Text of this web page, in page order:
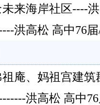
来海岸社区----
洪高松 高中76
庵、妈祖宫建
洪高松 高中